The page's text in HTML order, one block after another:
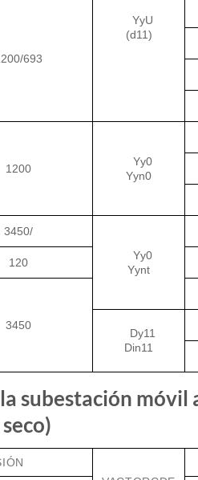
YyU
(d11)
693
1200
Yy0
Yyn0
3450/
Yy0
Yynt
120
3450
Dy11
Din11
subestación móvil